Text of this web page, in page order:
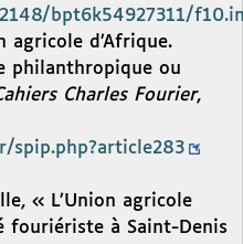
bpt6k54927311/
agricole d’Afrique.
philanthropique ou
Charles Fourier,
spip.php?article283
« L’Union agricole
fouriériste à Saint-Denis